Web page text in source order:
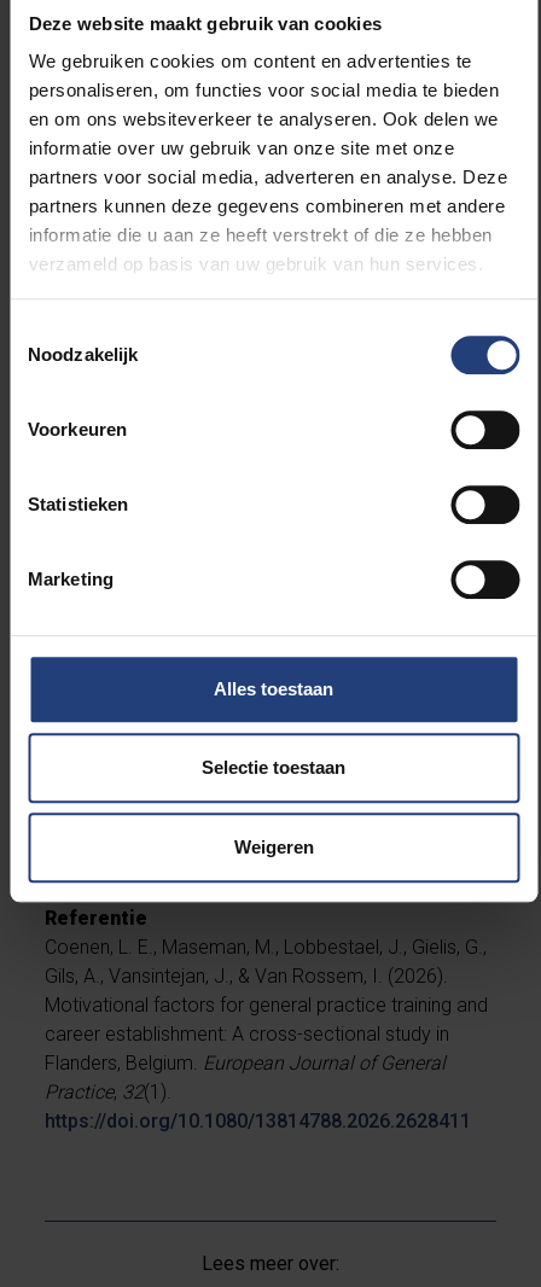
Deze website maakt gebruik van cookies
We gebruiken cookies om content en advertenties te
personaliseren, om functies voor social media te bieden
en om ons websiteverkeer te analyseren. Ook delen we
informatie over uw gebruik van onze site met onze
partners voor social media, adverteren en analyse. Deze
partners kunnen deze gegevens combineren met andere
informatie die u aan ze heeft verstrekt of die ze hebben
verzameld op basis van uw gebruik van hun services.
Noodzakelijk
Voorkeuren
Statistieken
Marketing
Alles toestaan
Selectie toestaan
Weigeren
blijven of ze juist te verlaten bij conflicten.
en de grote variatie in pathologie – van jong tot
oud – blijven de belangrijkste intrinsieke
motivatoren.
Ondersteuning boven financiële premies
Het onderzoek suggereert dat beleidsmakers hun
focus moeten verleggen om huisartsarme zones
aantrekkelijker te maken. Financiële incentives, zoals
beperkt deel van de artsen geeft aan dat een
financiële prikkel doorslaggevend zou zijn. In plaats
administratieve ondersteuning. Gemeentes die
ontlasten van de administratieve druk, hebben een
Over het onderzoek
de volledige demografische en motivatievragen
respondenten (70,9%) is vrouw. De studie werd
uitgevoerd door de Vrije Universiteit Brussel (VUB) in
Leuven en Antwerpen, op initiatief en onder de koepel
Referentie
Coenen, L. E., Maseman, M., Lobbestael, J., Gielis, G.,
Gils, A., Vansintejan, J., & Van Rossem, I. (2026).
Motivational factors for general practice training and
career establishment: A cross-sectional study in
Flanders, Belgium. European Journal of General
Practice, 32(1).
https://doi.org/10.1080/13814788.2026.2628411
Lees meer over: